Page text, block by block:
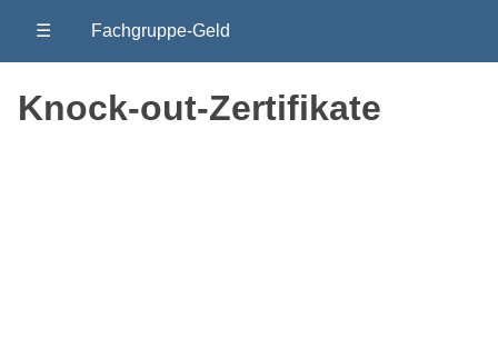
☰ Fachgruppe-Geld
Knock-out-Zertifikate